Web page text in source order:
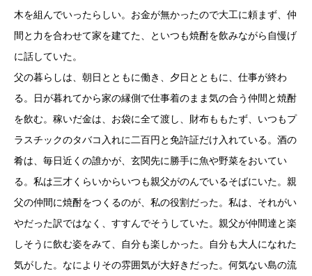
木を組んでいったらしい。お金が無かったので大工に頼まず、仲
間と力を合わせて家を建てた、といつも焼酎を飲みながら自慢げ
に話していた。
父の暮らしは、朝日とともに働き、夕日とともに、仕事が終わ
る。日が暮れてから家の縁側で仕事着のまま気の合う仲間と焼酎
を飲む。稼いだ金は、お袋に全て渡し、財布ももたず、いつもプ
ラスチックのタバコ入れに二百円と免許証だけ入れている。酒の
肴は、毎日近くの誰かが、玄関先に勝手に魚や野菜をおいてい
る。私は三才くらいからいつも親父がのんでいるそばにいた。親
父の仲間に焼酎をつくるのが、私の役割だった。私は、それがい
やだった訳ではなく、すすんでそうしていた。親父が仲間達と楽
しそうに飲む姿をみて、自分も楽しかった。自分も大人になれた
気がした。なによりその雰囲気が大好きだった。何気ない島の流